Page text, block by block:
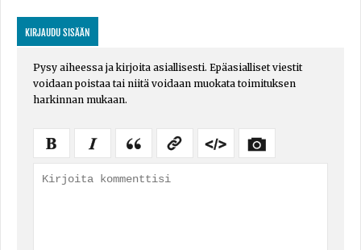
KIRJAUDU SISÄÄN
Pysy aiheessa ja kirjoita asiallisesti. Epäasialliset viestit
voidaan poistaa tai niitä voidaan muokata toimituksen
harkinnan mukaan.